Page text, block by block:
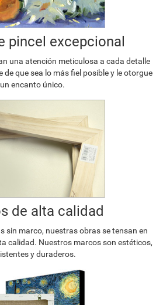
pincel excepcional
una atención meticulosa a cada detalle
de que sea lo más fiel posible y le otorgue
un encanto único.
de alta calidad
sin marco, nuestras obras se tensan en
calidad. Nuestros marcos son estéticos,
y duraderos.